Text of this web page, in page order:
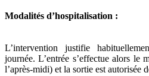
Modalités d’hospitalisation :
L’intervention justifie
journée. L’entrée s’effectue alors le
l’après-midi) et la sortie est autorisée